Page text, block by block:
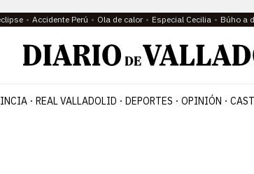
Accidente Perú Ola de calor Especial Cecilia Búho a
REAL VALLADOLID DEPORTES OPINIÓN